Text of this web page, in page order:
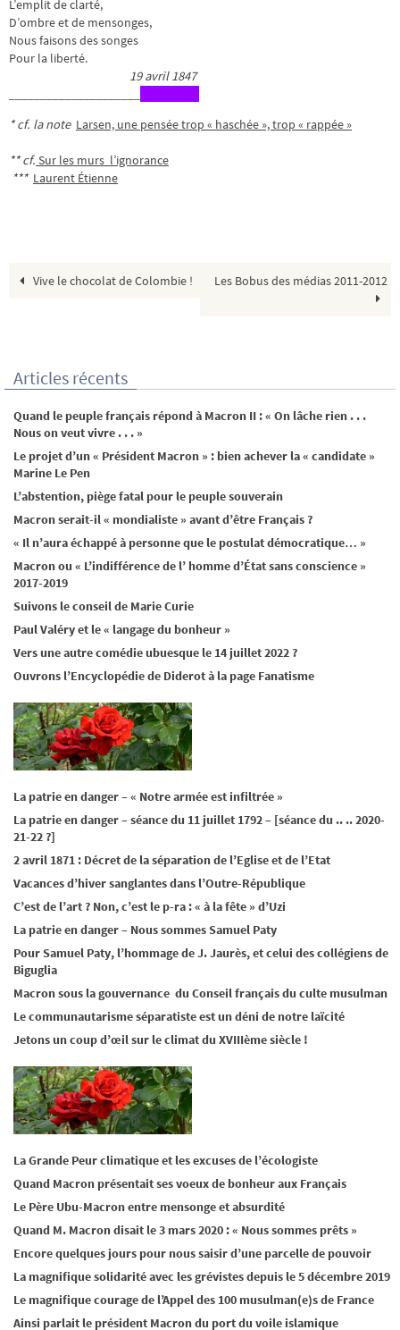
L’emplit de clarté,
D’ombre et de mensonges,
Nous faisons des songes
Pour la liberté.
19 avril 1847
* cf. la note Larsen, une pensée trop « haschée », trop « rappée »
** cf. Sur les murs l’ignorance
*** Laurent Étienne
Vive le chocolat de Colombie ! Les Bobus des médias 2011-2012
Articles récents
Quand le peuple français répond à Macron II : « On lâche rien . . .
Nous on veut vivre . . . »
Le projet d’un « Président Macron » : bien achever la « candidate »
Marine Le Pen
L’abstention, piège fatal pour le peuple souverain
Macron serait-il « mondialiste » avant d’être Français ?
« Il n’aura échappé à personne que le postulat démocratique… »
Macron ou « L’indifférence de l’ homme d’État sans conscience »
2017-2019
Suivons le conseil de Marie Curie
Paul Valéry et le « langage du bonheur »
Vers une autre comédie ubuesque le 14 juillet 2022 ?
Ouvrons l’Encyclopédie de Diderot à la page Fanatisme
La patrie en danger – « Notre armée est infiltrée »
La patrie en danger – séance du 11 juillet 1792 – [séance du .. .. 2020-
21-22 ?]
2 avril 1871 : Décret de la séparation de l’Eglise et de l’Etat
Vacances d’hiver sanglantes dans l’Outre-République
C’est de l’art ? Non, c’est le p-ra : « à la fête » d’Uzi
La patrie en danger – Nous sommes Samuel Paty
Pour Samuel Paty, l’hommage de J. Jaurès, et celui des collégiens de
Biguglia
Macron sous la gouvernance du Conseil français du culte musulman
Le communautarisme séparatiste est un déni de notre laïcité
Jetons un coup d’œil sur le climat du XVIIIème siècle !
La Grande Peur climatique et les excuses de l’écologiste
Quand Macron présentait ses voeux de bonheur aux Français
Le Père Ubu-Macron entre mensonge et absurdité
Quand M. Macron disait le 3 mars 2020 : « Nous sommes prêts »
Encore quelques jours pour nous saisir d’une parcelle de pouvoir
La magnifique solidarité avec les grévistes depuis le 5 décembre 2019
Le magnifique courage de l’Appel des 100 musulman(e)s de France
Ainsi parlait le président Macron du port du voile islamique